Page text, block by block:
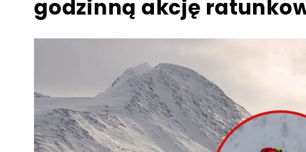
godzinną akcję